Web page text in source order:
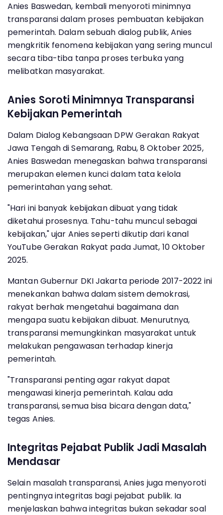
Anies Baswedan, kembali menyoroti minimnya
transparansi dalam proses pembuatan kebijakan
pemerintah. Dalam sebuah dialog publik, Anies
mengkritik fenomena kebijakan yang sering muncul
secara tiba-tiba tanpa proses terbuka yang
melibatkan masyarakat.
Anies Soroti Minimnya Transparansi
Kebijakan Pemerintah
Dalam Dialog Kebangsaan DPW Gerakan Rakyat
Jawa Tengah di Semarang, Rabu, 8 Oktober 2025,
Anies Baswedan menegaskan bahwa transparansi
merupakan elemen kunci dalam tata kelola
pemerintahan yang sehat.
"Hari ini banyak kebijakan dibuat yang tidak
diketahui prosesnya. Tahu-tahu muncul sebagai
kebijakan," ujar Anies seperti dikutip dari kanal
YouTube Gerakan Rakyat pada Jumat, 10 Oktober
2025.
Mantan Gubernur DKI Jakarta periode 2017-2022 ini
menekankan bahwa dalam sistem demokrasi,
rakyat berhak mengetahui bagaimana dan
mengapa suatu kebijakan dibuat. Menurutnya,
transparansi memungkinkan masyarakat untuk
melakukan pengawasan terhadap kinerja
pemerintah.
"Transparansi penting agar rakyat dapat
mengawasi kinerja pemerintah. Kalau ada
transparansi, semua bisa bicara dengan data,"
tegas Anies.
Integritas Pejabat Publik Jadi Masalah
Mendasar
Selain masalah transparansi, Anies juga menyoroti
pentingnya integritas bagi pejabat publik. Ia
menjelaskan bahwa integritas bukan sekadar soal